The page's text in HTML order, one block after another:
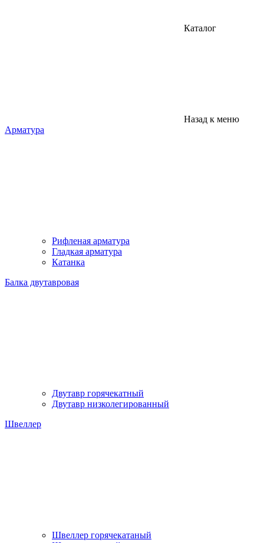
Каталог
Назад к меню
Арматура
Рифленая арматура
Гладкая арматура
Катанка
Балка двутавровая
Двутавр горячекатный
Двутавр низколегированный
Швеллер
Швеллер горячекатаный